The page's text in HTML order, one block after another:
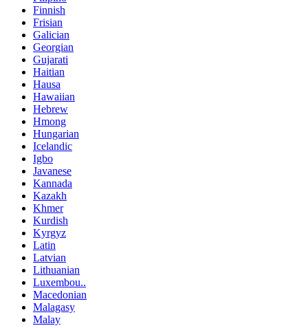
Finnish
Frisian
Galician
Georgian
Gujarati
Haitian
Hausa
Hawaiian
Hebrew
Hmong
Hungarian
Icelandic
Igbo
Javanese
Kannada
Kazakh
Khmer
Kurdish
Kyrgyz
Latin
Latvian
Lithuanian
Luxembou..
Macedonian
Malagasy
Malay